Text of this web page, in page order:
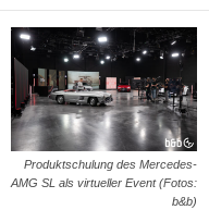
Produktschulung des Mercedes-
AMG SL als virtueller Event (Fotos:
b&b)